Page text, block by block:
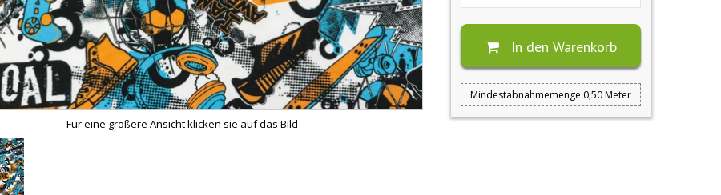
Für eine größere Ansicht klicken sie auf das Bild
In den Warenkorb
Mindestabnahmemenge 0,50 Meter